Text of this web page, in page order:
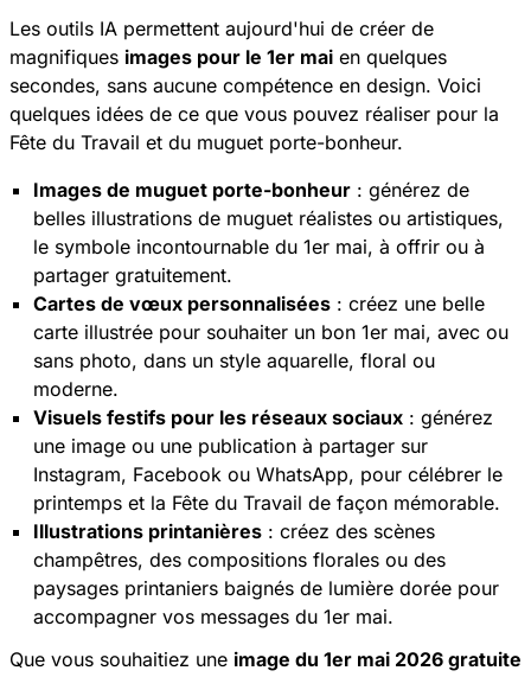
Les outils IA permettent aujourd'hui de créer de
magnifiques images pour le 1er mai en quelques
secondes, sans aucune compétence en design. Voici
quelques idées de ce que vous pouvez réaliser pour la
Fête du Travail et du muguet porte-bonheur.
Images de muguet porte-bonheur : générez de
belles illustrations de muguet réalistes ou artistiques,
le symbole incontournable du 1er mai, à offrir ou à
partager gratuitement.
Cartes de vœux personnalisées : créez une belle
carte illustrée pour souhaiter un bon 1er mai, avec ou
sans photo, dans un style aquarelle, floral ou
moderne.
Visuels festifs pour les réseaux sociaux : générez
une image ou une publication à partager sur
Instagram, Facebook ou WhatsApp, pour célébrer le
printemps et la Fête du Travail de façon mémorable.
Illustrations printanières : créez des scènes
champêtres, des compositions florales ou des
paysages printaniers baignés de lumière dorée pour
accompagner vos messages du 1er mai.
Que vous souhaitiez une image du 1er mai 2026 gratuite